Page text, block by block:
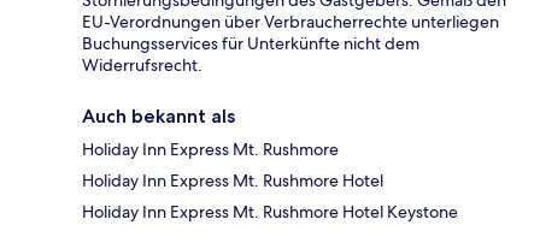
EU-Verordnungen über Verbraucherrechte unterliegen
Buchungsservices für Unterkünfte nicht dem
Widerrufsrecht.
Auch bekannt als
Holiday Inn Express Mt. Rushmore
Holiday Inn Express Mt. Rushmore Hotel
Holiday Inn Express Mt. Rushmore Hotel Keystone